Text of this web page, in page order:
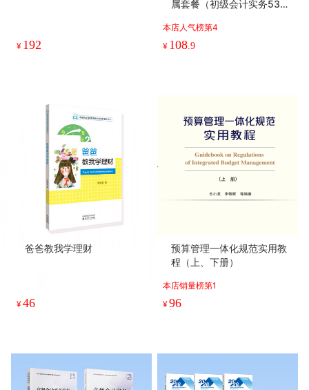
¥ 192
属套餐（初级会计实务53元
思维导图合订本68元）
本店人气榜第4
¥ 108 .9
爸爸教我学理财
¥46
预算管理一体化规范实用教
程（上、下册）
本店销量榜第1
¥96